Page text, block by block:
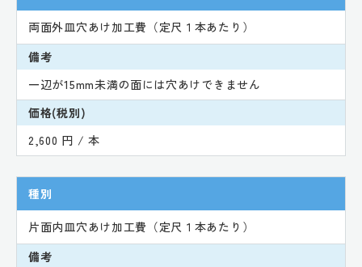
両面外皿穴あけ加工費（定尺１本あたり）
備考
一辺が15mm未満の面には穴あけできません
価格(税別)
2,600 円 / 本
種別
片面内皿穴あけ加工費（定尺１本あたり）
備考